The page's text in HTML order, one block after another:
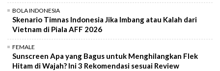
BOLA INDONESIA
Skenario Timnas Indonesia Jika Imbang atau Kalah dari
Vietnam di Piala AFF 2026
FEMALE
Sunscreen Apa yang Bagus untuk Menghilangkan Flek
Hitam di Wajah? Ini 3 Rekomendasi sesuai Review